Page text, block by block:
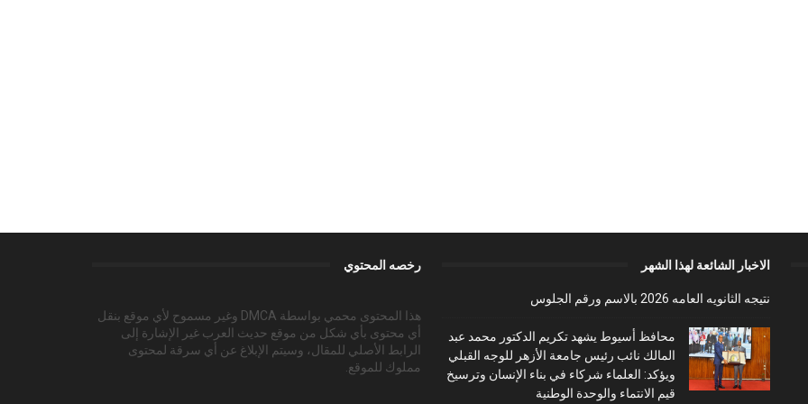
الاخبار الشائعة لهذا الشهر
نتيجه الثانويه العامه 2026 بالاسم ورقم الجلوس
محافظ أسيوط يشهد تكريم الدكتور محمد عبد
المالك نائب رئيس جامعة الأزهر للوجه القبلي
ويؤكد: العلماء شركاء في بناء الإنسان وترسيخ
قيم الانتماء والوحدة الوطنية
رخصه المحتوي
هذا المحتوى محمي بواسطة DMCA وغير مسموح لأي موقع بنقل
أي محتوى بأي شكل من موقع حديث العرب غير الإشارة إلى
الرابط الأصلي للمقال، وسيتم الإبلاغ عن أي سرقة لمحتوى
مملوك للموقع.